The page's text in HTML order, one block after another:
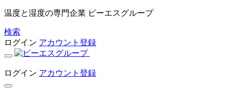
温度と湿度の専門企業 ピーエスグループ
検索
ログイン アカウント登録
ログイン アカウント登録